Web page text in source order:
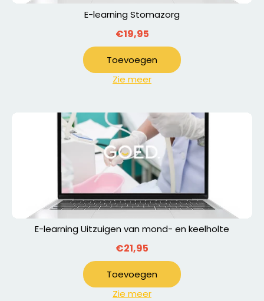
E-learning Stomazorg
€19,95
Toevoegen
Zie meer
E-learning Uitzuigen van mond- en keelholte
€21,95
Toevoegen
Zie meer